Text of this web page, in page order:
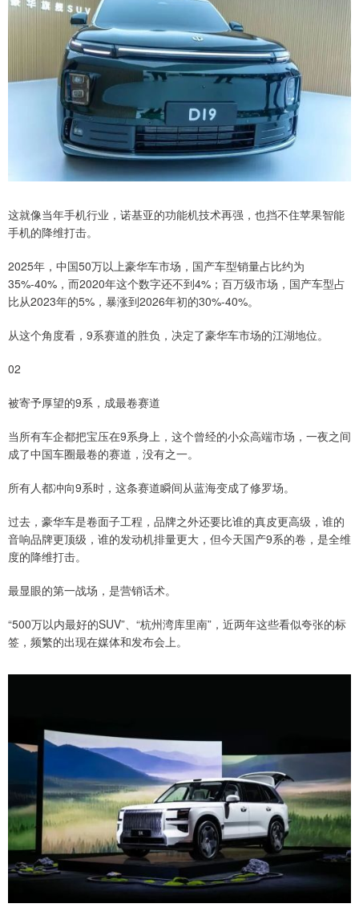
这就像当年手机行业，诺基亚的功能机技术再强，也挡不住苹果智能
手机的降维打击。
2025年，中国50万以上豪华车市场，国产车型销量占比约为
35%-40%，而2020年这个数字还不到4%；百万级市场，国产车型占
比从2023年的5%，暴涨到2026年初的30%-40%。
从这个角度看，9系赛道的胜负，决定了豪华车市场的江湖地位。
02
被寄予厚望的9系，成最卷赛道
当所有车企都把宝压在9系身上，这个曾经的小众高端市场，一夜之间
成了中国车圈最卷的赛道，没有之一。
所有人都冲向9系时，这条赛道瞬间从蓝海变成了修罗场。
过去，豪华车是卷面子工程，品牌之外还要比谁的真皮更高级，谁的
音响品牌更顶级，谁的发动机排量更大，但今天国产9系的卷，是全维
度的降维打击。
最显眼的第一战场，是营销话术。
“500万以内最好的SUV”、“杭州湾库里南”，近两年这些看似夸张的标
签，频繁的出现在媒体和发布会上。